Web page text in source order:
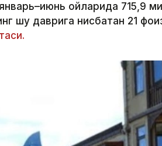
ойларида 715,9
шу даврига нисбатан 21